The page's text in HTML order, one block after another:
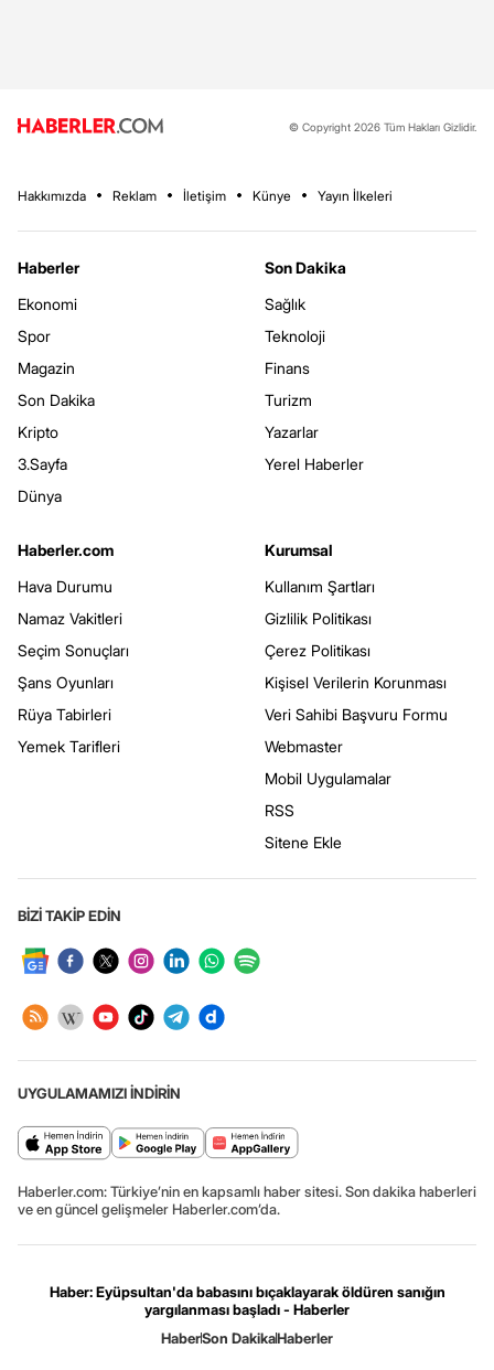
© Copyright 2026 Tüm Hakları Gizlidir.
Hakkımızda Reklam İletişim Künye Yayın İlkeleri
Haberler
Ekonomi
Spor
Magazin
Son Dakika
Kripto
3.Sayfa
Dünya
Son Dakika
Sağlık
Teknoloji
Finans
Turizm
Yazarlar
Yerel Haberler
Haberler.com
Hava Durumu
Namaz Vakitleri
Seçim Sonuçları
Şans Oyunları
Rüya Tabirleri
Yemek Tarifleri
Kurumsal
Kullanım Şartları
Gizlilik Politikası
Çerez Politikası
Kişisel Verilerin Korunması
Veri Sahibi Başvuru Formu
Webmaster
Mobil Uygulamalar
RSS
Sitene Ekle
BİZİ TAKİP EDİN
UYGULAMAMIZI İNDİRİN
Haberler.com: Türkiye’nin en kapsamlı haber sitesi. Son dakika haberleri
ve en güncel gelişmeler Haberler.com’da.
Haber: Eyüpsultan'da babasını bıçaklayarak öldüren sanığın
yargılanması başladı - Haberler
HaberSon DakikaHaberler